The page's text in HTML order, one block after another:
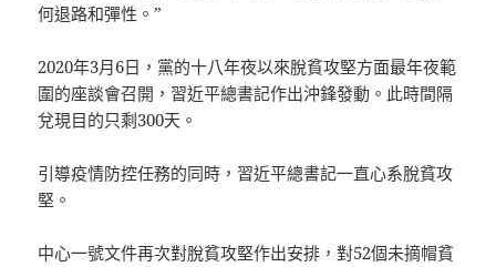
何退路和彈性。”
2020年3月6日，黨的十八年夜以來脫貧攻堅方面最年夜範
圍的座談會召開，習近平總書記作出沖鋒發動。此時間隔
兌現目的只剩300天。
引導疫情防控任務的同時，習近平總書記一直心系脫貧攻
堅。
中心一號文件再次對脫貧攻堅作出安排，對52個未摘帽貧